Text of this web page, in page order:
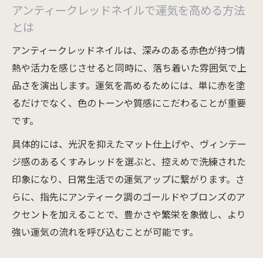
アンティークレッドネイルで運気を高める方法
とは
アンティークレッドネイルは、深みのある赤色が持つ情
熱や活力を感じさせると同時に、落ち着いた雰囲気で上
品さを演出します。運気を高めるためには、単に赤を塗
るだけでなく、色のトーンや質感にこだわることが重要
です。
具体的には、光沢を抑えたマット仕上げや、ヴィンテー
ジ感のあるくすみレッドを選ぶと、控えめで洗練された
印象になり、日常生活での運気アップに繋がります。さ
らに、指先にアンティーク調のゴールドやブロンズのア
クセントを加えることで、豊かさや繁栄を象徴し、より
強い運気の流れを呼び込むことが可能です。